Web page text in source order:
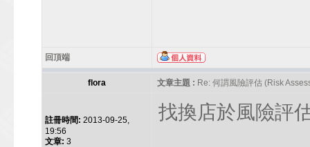
回頂端
flora 文章主題 : Re: 何謂風險評估 (Risk
註冊時間: 2013-09-25,
19:56
文章: 3
找換店於風險評